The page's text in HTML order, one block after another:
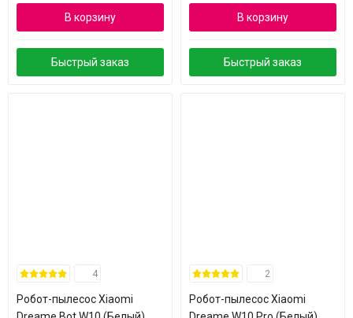
В корзину
Быстрый заказ
В корзину
Быстрый заказ
4
Робот-пылесос Xiaomi
2
Робот-пылесос Xiaomi